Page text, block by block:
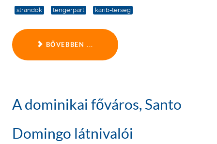
strandok tengerpart karib-térség
BŐVEBBEN ...
A dominikai főváros, Santo
Domingo látnivalói